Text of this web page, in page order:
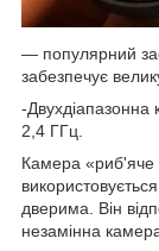
— популярний
забезпечує
-Двухдіапазонна
2,4 ГГц.
Камера «риб'яче
дверима. Він
незамінна